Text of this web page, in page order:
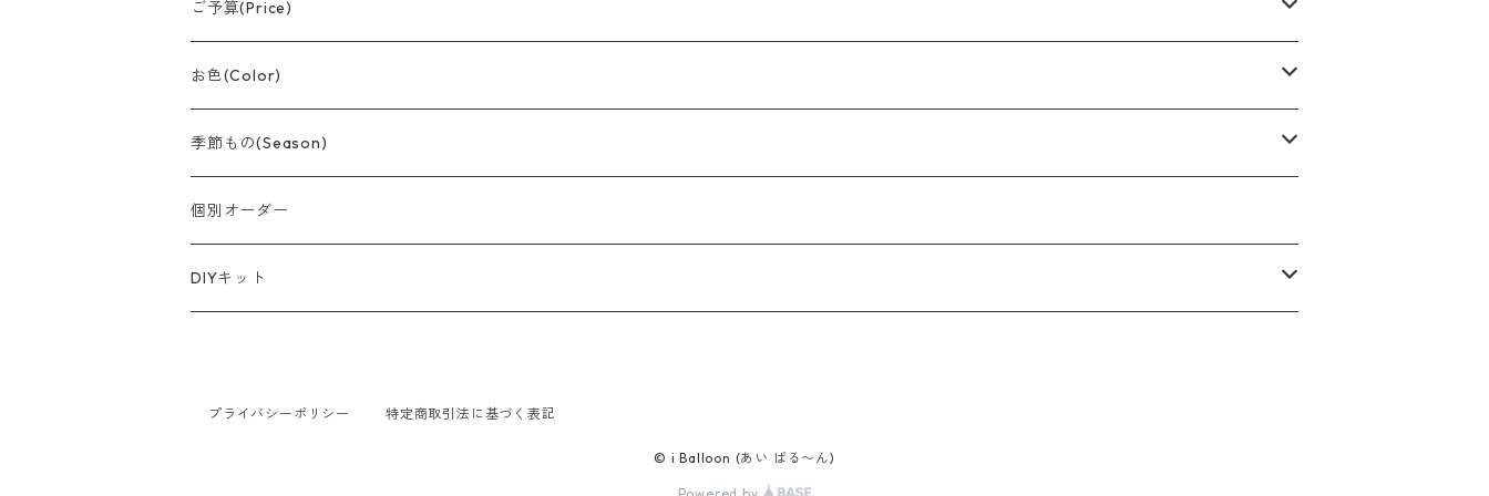
バルーンブーケ
つり下げデザイン
おむつケーキ
スティック
スティックブーケ
キャラクターもの
誕生日
結婚祝い
卒業
記念日
出産祝い
周年祝い
ご予算(Price)
〜¥1,500
〜¥3,000
〜¥5,000
〜¥8,000
ご予算に合わせて
お色(Color)
赤系
黄色/オレンジ系
ピンク系
青/緑系
季節もの(Season)
春/Spring
節分
夏/Summer
父の日
敬老の日
冬/Winter
個別オーダー
DIYキット
ペーパー
プライバシーポリシー 特定商取引法に基づく表記
© i Balloon (あい ばる〜ん)